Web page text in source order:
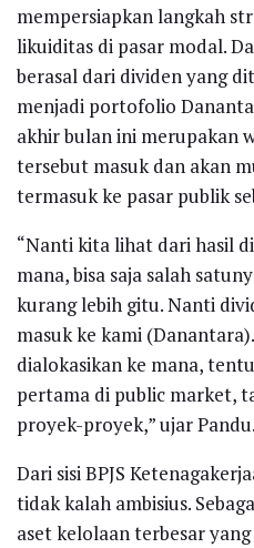
mempersiapkan langkah
likuiditas di pasar modal.
berasal dari dividen yang
menjadi portofolio
akhir bulan ini merupakan
tersebut masuk dan akan
termasuk ke pasar publik
“Nanti kita lihat dari hasil
mana, bisa saja salah
kurang lebih gitu. Nanti
masuk ke kami
dialokasikan ke mana,
pertama di public market,
proyek-proyek,” ujar Pandu.
Dari sisi BPJS
tidak kalah ambisius.
aset kelolaan terbesar